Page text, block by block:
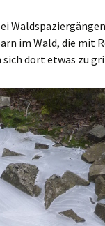
im Wald, die mit
dort etwas zu